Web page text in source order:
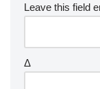
Leave this field
Δ